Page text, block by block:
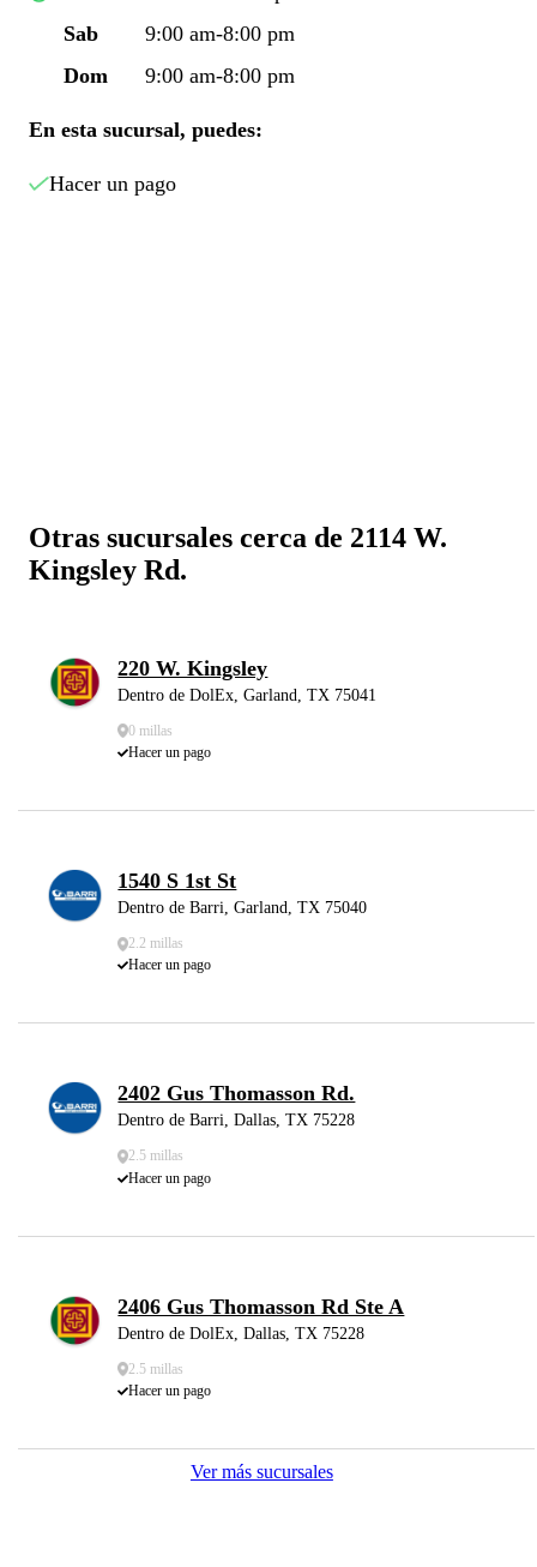
Sab
9:00 am-8:00 pm
Dom
9:00 am-8:00 pm
En esta sucursal, puedes:
Hacer un pago
Otras sucursales cerca de 2114 W.
Kingsley Rd.
220 W. Kingsley
Dentro de DolEx, Garland, TX 75041
0 millas
Hacer un pago
1540 S 1st St
Dentro de Barri, Garland, TX 75040
2.2 millas
Hacer un pago
2402 Gus Thomasson Rd.
Dentro de Barri, Dallas, TX 75228
2.5 millas
Hacer un pago
2406 Gus Thomasson Rd Ste A
Dentro de DolEx, Dallas, TX 75228
2.5 millas
Hacer un pago
Ver más sucursales